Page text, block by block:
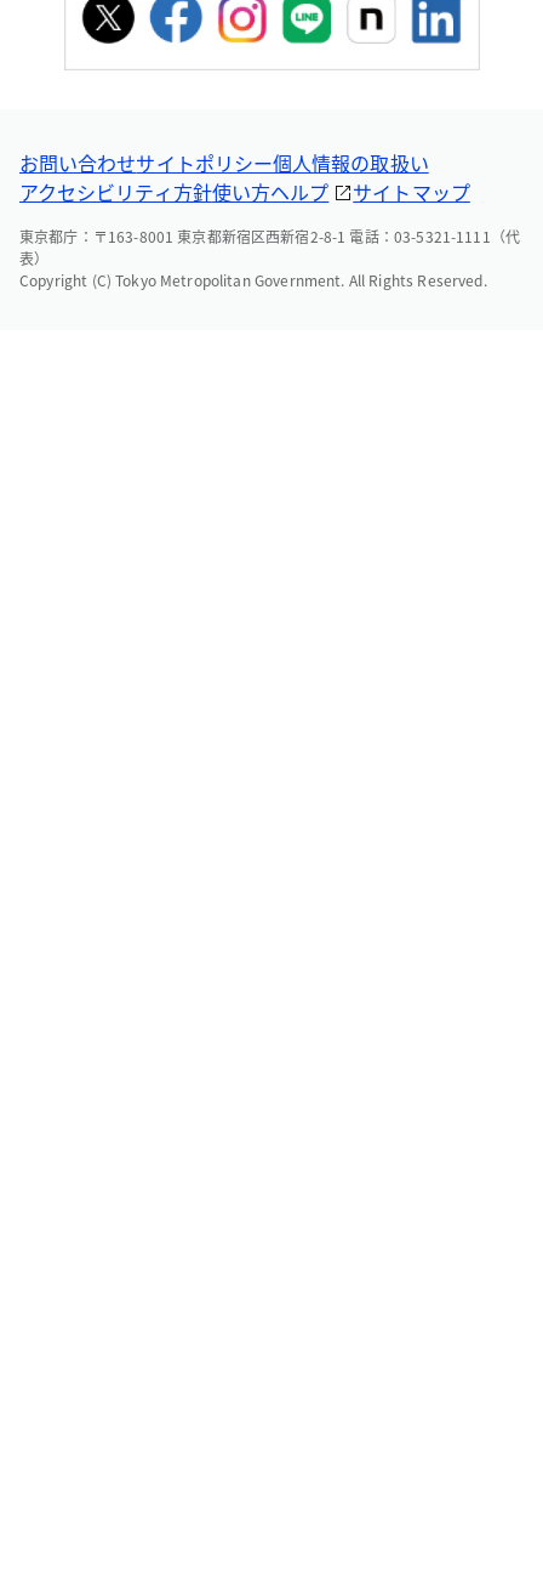
お問い合わせサイトポリシー個人情報の取扱い
アクセシビリティ方針使い方ヘルプ サイトマップ
東京都庁：〒163-8001 東京都新宿区西新宿2-8-1 電話：03-5321-1111（代
表）
Copyright (C) Tokyo Metropolitan Government. All Rights Reserved.